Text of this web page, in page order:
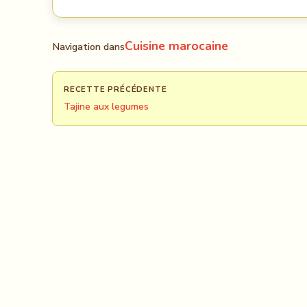
Navigation dansCuisine marocaine
RECETTE PRÉCÉDENTE
Tajine aux legumes